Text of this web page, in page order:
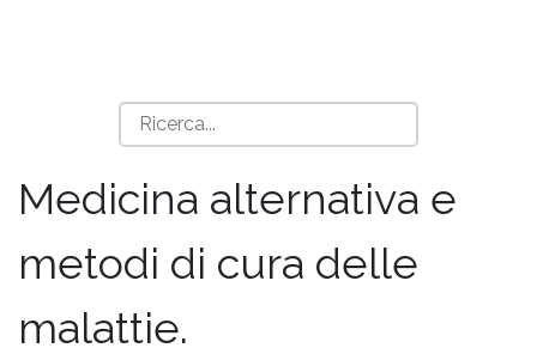
Medicina alternativa e
metodi di cura delle
malattie.